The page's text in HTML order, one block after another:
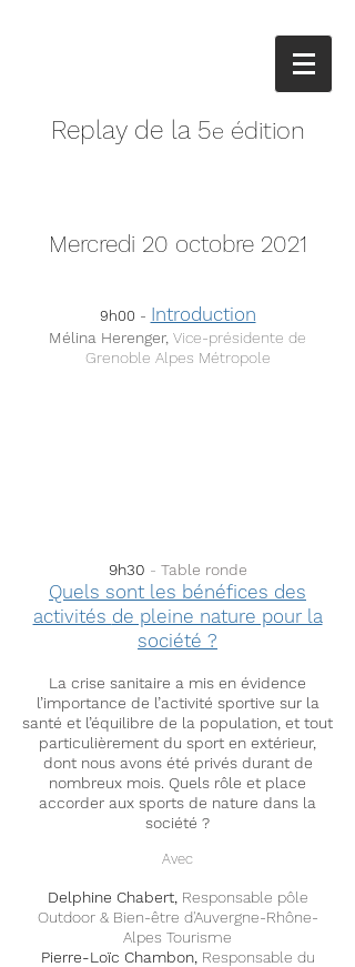
Replay de la 5e édition
Mercredi 20 octobre 2021
​9h00 - Introduction
Mélina Herenger, Vice-présidente de
Grenoble Alpes Métropole
9h30 - Table ronde
Quels sont les bénéfices des
activités de pleine nature pour la
société ?
La crise sanitaire a mis en évidence
l’importance de l’activité sportive sur la
santé et l’équilibre de la population, et tout
particulièrement du sport en extérieur,
dont nous avons été privés durant de
nombreux mois. Quels rôle et place
accorder aux sports de nature dans la
société ?
Avec
Delphine Chabert, Responsable pôle
Outdoor & Bien-être d'Auvergne-Rhône-
Alpes Tourisme
Pierre-Loïc Chambon, Responsable du